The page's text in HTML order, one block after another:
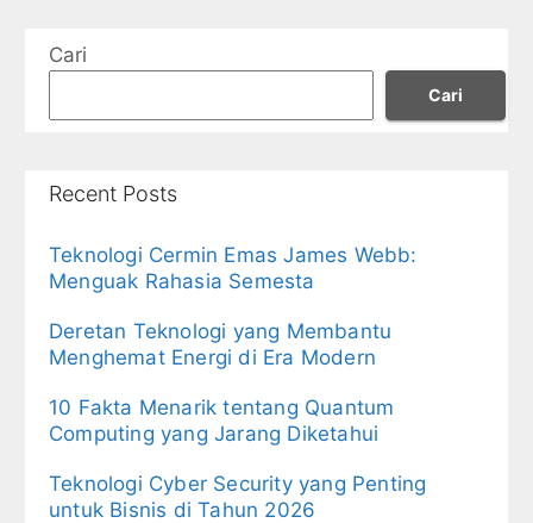
Cari
Cari
Recent Posts
Teknologi Cermin Emas James Webb:
Menguak Rahasia Semesta
Deretan Teknologi yang Membantu
Menghemat Energi di Era Modern
10 Fakta Menarik tentang Quantum
Computing yang Jarang Diketahui
Teknologi Cyber Security yang Penting
untuk Bisnis di Tahun 2026